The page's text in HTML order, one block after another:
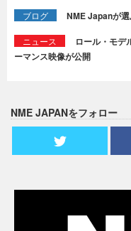
ブログ NME Japanが
ニュース
ロール・モデ
ーマンス映像が公開
NME JAPANをフォロー